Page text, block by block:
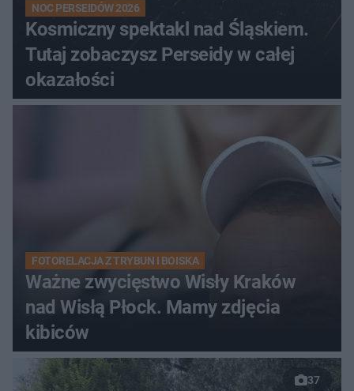
NOC PERSEIDÓW 2026
Kosmiczny spektakl nad Śląskiem.
Tutaj zobaczysz Perseidy w całej
okazałości
FOTORELACJA Z TRYBUN I BOISKA
Ważne zwycięstwo Wisły Kraków
nad Wisłą Płock. Mamy zdjęcia
kibiców
37